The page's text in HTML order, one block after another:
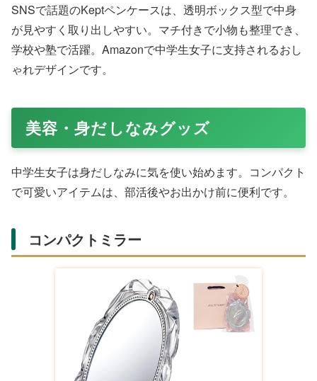
クルトガ シャープペンシル
Amazonで購入する
クルトガのシャープペンシルは、芯が折れにくく綺麗な字
が書けるモード切替機能付き。名入れやマーク入れが可能
で、ギフトケース入り。Rakutenの人気商品で、勉強のモ